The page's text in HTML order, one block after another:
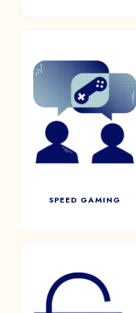
SPEED GAMING
SPEED GAMING
Direttamente ispirato allo
Speed ​​​​Dating, questo
formato vi permette di riunire
casualmente diversi giocatori
della vostra compagnia.
ESCAPE ROOM
DIGITALE